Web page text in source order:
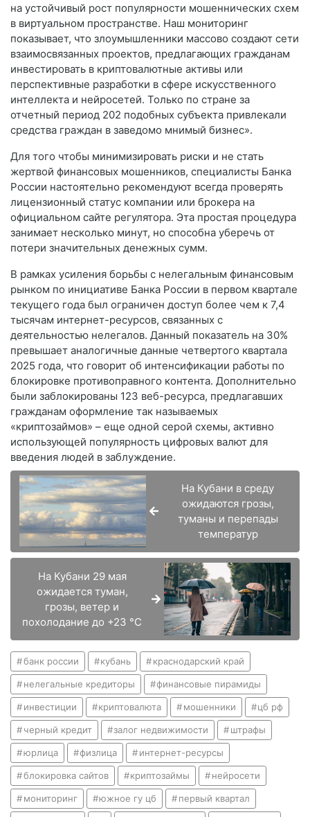
на устойчивый рост популярности мошеннических схем
в виртуальном пространстве. Наш мониторинг
показывает, что злоумышленники массово создают сети
взаимосвязанных проектов, предлагающих гражданам
инвестировать в криптовалютные активы или
перспективные разработки в сфере искусственного
интеллекта и нейросетей. Только по стране за
отчетный период 202 подобных субъекта привлекали
средства граждан в заведомо мнимый бизнес».
Для того чтобы минимизировать риски и не стать
жертвой финансовых мошенников, специалисты Банка
России настоятельно рекомендуют всегда проверять
лицензионный статус компании или брокера на
официальном сайте регулятора. Эта простая процедура
занимает несколько минут, но способна уберечь от
потери значительных денежных сумм.
В рамках усиления борьбы с нелегальным финансовым
рынком по инициативе Банка России в первом квартале
текущего года был ограничен доступ более чем к 7,4
тысячам интернет-ресурсов, связанных с
деятельностью нелегалов. Данный показатель на 30%
превышает аналогичные данные четвертого квартала
2025 года, что говорит об интенсификации работы по
блокировке противоправного контента. Дополнительно
были заблокированы 123 веб-ресурса, предлагавших
гражданам оформление так называемых
«криптозаймов» – еще одной серой схемы, активно
использующей популярность цифровых валют для
введения людей в заблуждение.
На Кубани в среду
ожидаются грозы,
туманы и перепады
температур
На Кубани 29 мая
ожидается туман,
грозы, ветер и
похолодание до +23 °С
банк россии кубань краснодарский край
нелегальные кредиторы финансовые пирамиды
инвестиции криптовалюта мошенники цб рф
черный кредит залог недвижимости штрафы
юрлица физлица интернет-ресурсы
блокировка сайтов криптозаймы нейросети
мониторинг южное гу цб первый квартал